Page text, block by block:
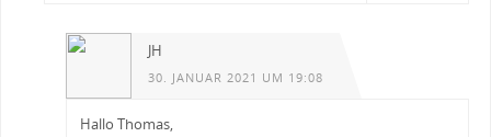
JH
30. JANUAR 2021 UM 19:08
Hallo Thomas,